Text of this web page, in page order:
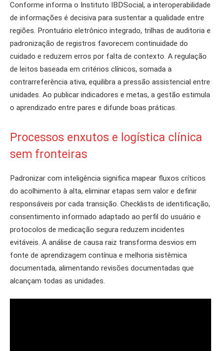
Conforme informa o Instituto IBDSocial, a interoperabilidade
de informações é decisiva para sustentar a qualidade entre
regiões. Prontuário eletrônico integrado, trilhas de auditoria e
padronização de registros favorecem continuidade do
cuidado e reduzem erros por falta de contexto. A regulação
de leitos baseada em critérios clínicos, somada a
contrarreferência ativa, equilibra a pressão assistencial entre
unidades. Ao publicar indicadores e metas, a gestão estimula
o aprendizado entre pares e difunde boas práticas.
Processos enxutos e logística clínica
sem fronteiras
Padronizar com inteligência significa mapear fluxos críticos
do acolhimento à alta, eliminar etapas sem valor e definir
responsáveis por cada transição. Checklists de identificação,
consentimento informado adaptado ao perfil do usuário e
protocolos de medicação segura reduzem incidentes
evitáveis. A análise de causa raiz transforma desvios em
fonte de aprendizagem contínua e melhoria sistêmica
documentada, alimentando revisões documentadas que
alcançam todas as unidades.